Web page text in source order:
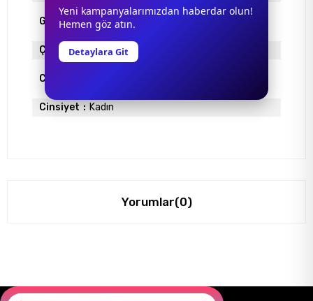
Gövde Rengi ALTIN
Çerçeve Materyali
Cam Rengi
Cinsiyet Kadın
Yorumlar(0)
Yeni kampanyalarımızdan haberdar olun!
Hemen göz atın.
Detaylara Git